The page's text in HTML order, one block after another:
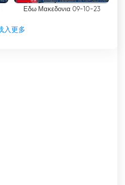
合自己的节目，进一步增强
Εδω Μακεδονια 09-10-23
入更多